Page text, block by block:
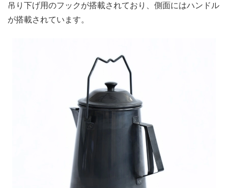
吊り下げ用のフックが搭載されており、側面にはハンドル
が搭載されています。